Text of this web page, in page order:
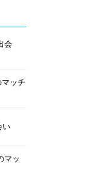
会
ッチ
い
マッ